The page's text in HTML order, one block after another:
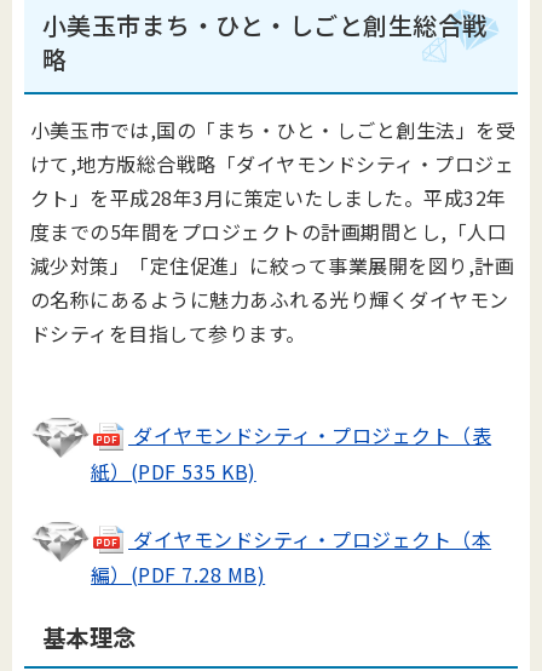
小美玉市まち・ひと・しごと創生総合戦
略
小美玉市では,国の「まち・ひと・しごと創生法」を受
けて,地方版総合戦略「ダイヤモンドシティ・プロジェ
クト」を平成28年3月に策定いたしました。平成32年
度までの5年間をプロジェクトの計画期間とし,「人口
減少対策」「定住促進」に絞って事業展開を図り,計画
の名称にあるように魅力あふれる光り輝くダイヤモン
ドシティを目指して参ります。
ダイヤモンドシティ・プロジェクト（表
紙）(PDF 535 KB)
ダイヤモンドシティ・プロジェクト（本
編）(PDF 7.28 MB)
基本理念